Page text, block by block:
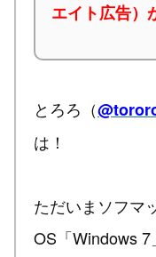
エイト広告）
とろろ（
は！
ただいまソフマ
OS「Windows